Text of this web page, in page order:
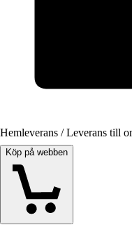
Hemleverans / Leverans till
Köp på webben